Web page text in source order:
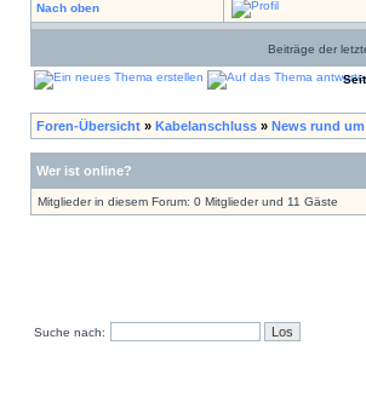
Nach oben
Beiträge der
Foren-Übersicht » Kabelanschluss » News rund
Wer ist online?
Mitglieder in diesem Forum: 0 Mitglieder und 11 Gäste
Suche nach: